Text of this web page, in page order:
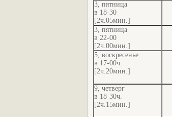
3, пятница
в 18-30
[2ч.05мин.]
3, пятница
в 22-00
[2ч.00мин.]
5, воскресенье
в 17-00ч.
[2ч.20мин.]
9, четверг
в 18-30ч.
[2ч.15мин.]